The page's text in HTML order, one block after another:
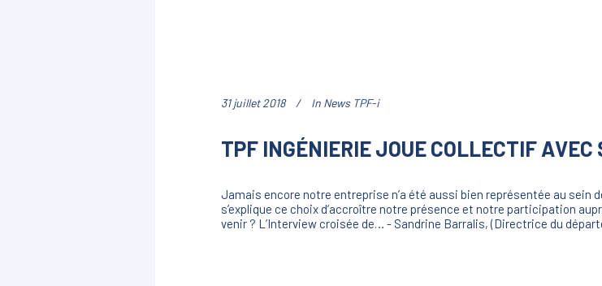
31 juillet 2018 In News TPF-i
TPF INGÉNIERIE JOUE COLLECTIF
Jamais encore notre entreprise n’a été aussi bien représentée au sein
s’explique ce choix d’accroître notre présence et notre participation
venir ? L’Interview croisée de… - Sandrine Barralis, (Directrice du